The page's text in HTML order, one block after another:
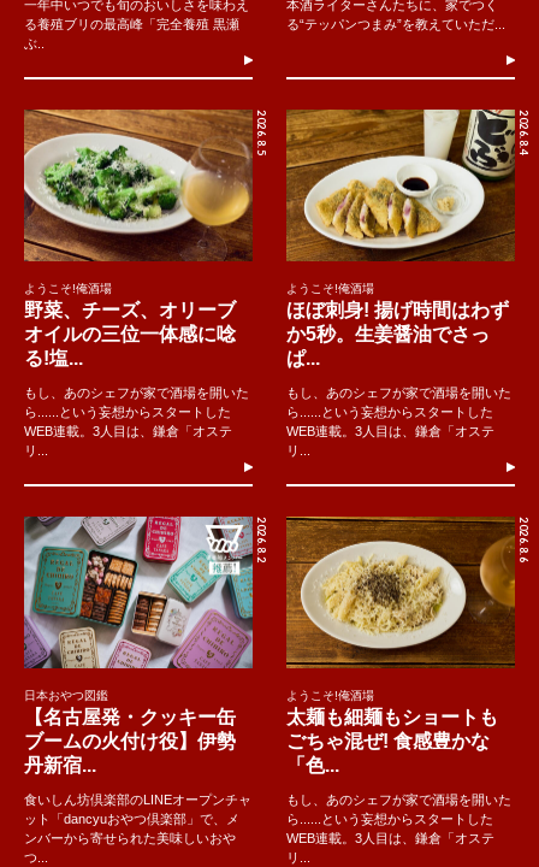
一年中いつでも旬のおいしさを味わえ
る養殖ブリの最高峰「完全養殖 黒瀬
ぶ..
本酒ライターさんたちに、家でつく
る“テッパンつまみ”を教えていただ...
2026.8.5
ようこそ!俺酒場
野菜、チーズ、オリーブ
オイルの三位一体感に唸
る!塩...
もし、あのシェフが家で酒場を開いた
ら......という妄想からスタートした
WEB連載。3人目は、鎌倉「オステ
リ...
2026.8.4
ようこそ!俺酒場
ほぼ刺身! 揚げ時間はわず
か5秒。生姜醤油でさっ
ぱ...
もし、あのシェフが家で酒場を開いた
ら......という妄想からスタートした
WEB連載。3人目は、鎌倉「オステ
リ...
2026.8.2
日本おやつ図鑑
【名古屋発・クッキー缶
ブームの火付け役】伊勢
丹新宿...
食いしん坊倶楽部のLINEオープンチャ
ット「dancyuおやつ倶楽部」で、メ
ンバーから寄せられた美味しいおや
つ...
2026.8.6
ようこそ!俺酒場
太麺も細麺もショートも
ごちゃ混ぜ! 食感豊かな
「色...
もし、あのシェフが家で酒場を開いた
ら......という妄想からスタートした
WEB連載。3人目は、鎌倉「オステ
リ...